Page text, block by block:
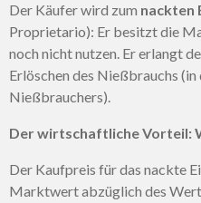
Der Käufer wird zum nackten
Proprietario): Er besitzt die
noch nicht nutzen. Er erlangt
Erlöschen des Nießbrauchs
Nießbrauchers).
Der wirtschaftliche Vorteil:
Der Kaufpreis für das nackte
Marktwert abzüglich des